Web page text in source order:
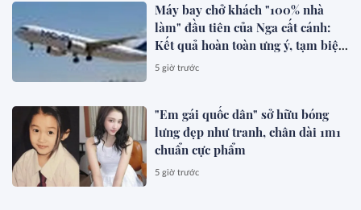
Máy bay chở khách "100% nhà
làm" đầu tiên của Nga cất cánh:
Kết quả hoàn toàn ưng ý, tạm biệt
Boeing, Airbus?
5 giờ trước
"Em gái quốc dân" sở hữu bóng
lưng đẹp như tranh, chân dài 1m1
chuẩn cực phẩm
5 giờ trước